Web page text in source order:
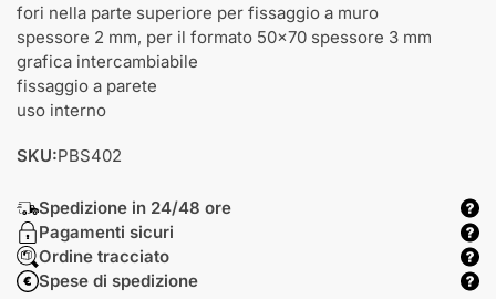
fori nella parte superiore per fissaggio a muro
spessore 2 mm, per il formato 50x70 spessore 3 mm
grafica intercambiabile
fissaggio a parete
uso interno
SKU:PBS402
Spedizione in 24/48 ore
Pagamenti sicuri
Ordine tracciato
Spese di spedizione